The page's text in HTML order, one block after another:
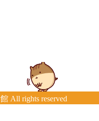
All rights reserved